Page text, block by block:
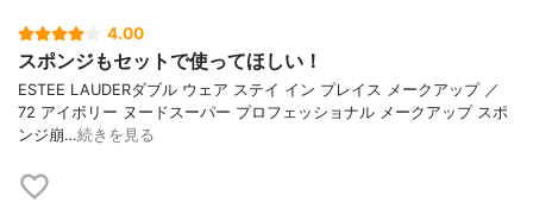
4.00
スポンジもセットで使ってほしい！
ESTEE LAUDERダブル ウェア ステイ イン プレイス メークアップ ／
72 アイボリー ヌードスーパー プロフェッショナル メークアップ スポ
ンジ崩…続きを見る